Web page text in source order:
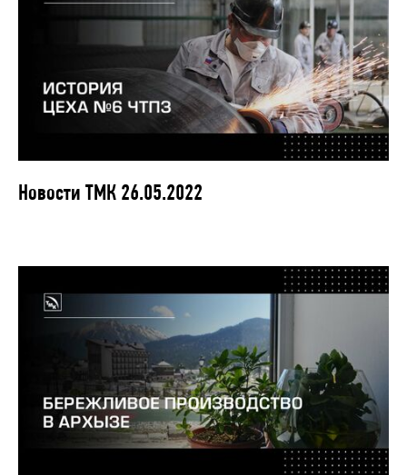
Новости ТМК 26.05.2022